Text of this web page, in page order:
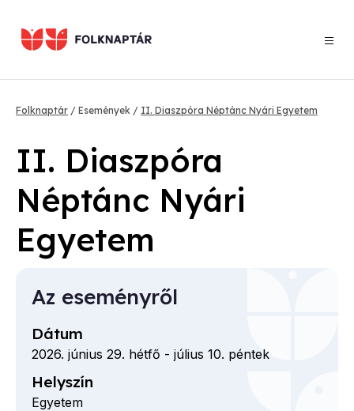
tartalomra
Morzsa
Folknaptár Események II. Diaszpóra Néptánc Nyári Egyetem
II. Diaszpóra
Néptánc Nyári
Egyetem
Az eseményről
Dátum
2026. június 29. hétfő - július 10. péntek
Helyszín
Egyetem